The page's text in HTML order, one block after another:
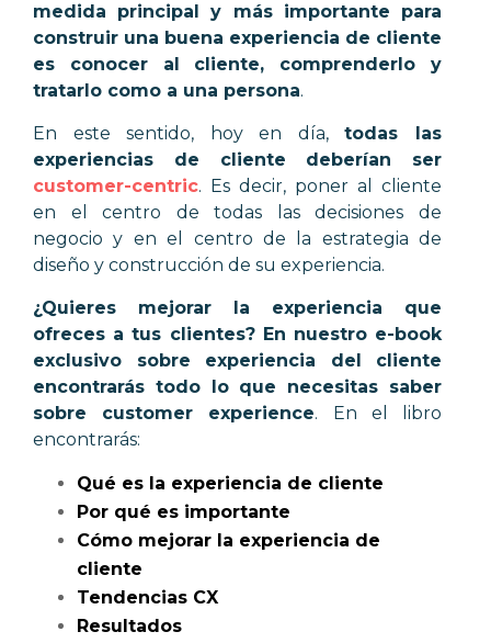
medida principal y más importante para
construir una buena experiencia de cliente
es conocer al cliente, comprenderlo y
tratarlo como a una persona.
En este sentido, hoy en día,todas las
experiencias de cliente deberían ser
customer-centric. Es decir, poner al cliente
en el centro de todas las decisiones de
negocio y en el centro de la estrategia de
diseño y construcción de su experiencia.
¿Quieres mejorar la experiencia que
ofreces a tus clientes? En nuestro e-book
exclusivo sobre experiencia del cliente
encontrarás todo lo que necesitas saber
sobre customer experience. En el libro
encontrarás:
Qué es la experiencia de cliente
Por qué es importante
Cómo mejorar la experiencia de
cliente
Tendencias CX
Resultados